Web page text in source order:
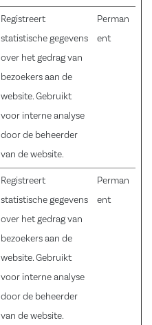
Registreert
statistische gegevens
over het gedrag van
bezoekers aan de
website. Gebruikt
voor interne analyse
door de beheerder
van de website.
Perman
ent
Registreert
statistische gegevens
over het gedrag van
bezoekers aan de
website. Gebruikt
voor interne analyse
door de beheerder
van de website.
Perman
ent